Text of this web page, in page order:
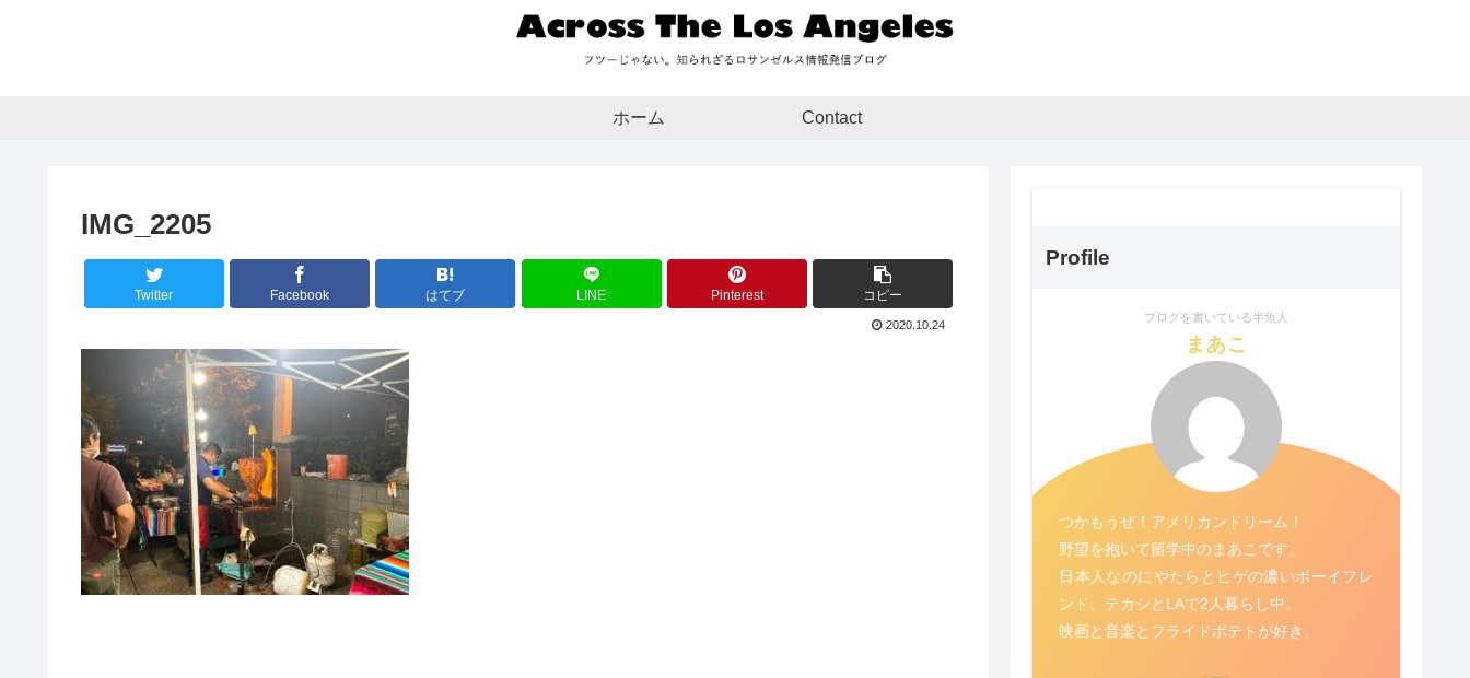
ホーム Contact
IMG_2205
Twitter Facebook はてブ LINE Pinterest コピー
2020.10.24
Profile
ブログを書いている半魚人
まあこ
つかもうぜ！アメリカンドリーム！
野望を抱いて留学中のまあこです。
日本人なのにやたらとヒゲの濃いボーイフレ
ンド、テカシとLAで2人暮らし中。
映画と音楽とフライドポテトが好き。